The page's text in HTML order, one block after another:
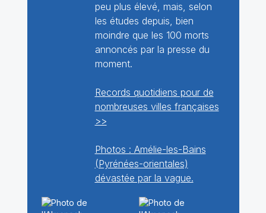
peu plus élevé, mais, selon
les études depuis, bien
moindre que les 100 morts
annoncés par la presse du
moment.
Records quotidiens pour de
nombreuses villes françaises
>>
Photos : Amélie-les-Bains
(Pyrénées-orientales)
dévastée par la vague.